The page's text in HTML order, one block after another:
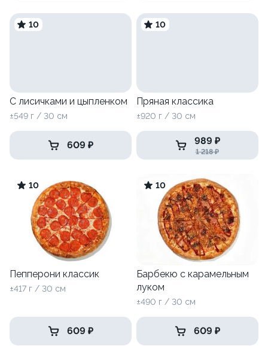
10
С лисичками и цыпленком
±549 г / 30 см
609 ₽
10
Пряная классика
±920 г / 30 см
989 ₽
1 218 ₽
10
Пепперони классик
±417 г / 30 см
609 ₽
10
Барбекю с карамельным
луком
±490 г / 30 см
609 ₽